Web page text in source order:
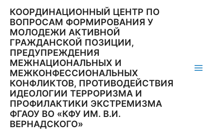
содержимому
КООРДИНАЦИОННЫЙ ЦЕНТР ПО
ВОПРОСАМ ФОРМИРОВАНИЯ У
МОЛОДЕЖИ АКТИВНОЙ
ГРАЖДАНСКОЙ ПОЗИЦИИ,
ПРЕДУПРЕЖДЕНИЯ
МЕЖНАЦИОНАЛЬНЫХ И
МЕЖКОНФЕССИОНАЛЬНЫХ
КОНФЛИКТОВ, ПРОТИВОДЕЙСТВИЯ
ИДЕОЛОГИИ ТЕРРОРИЗМА И
ПРОФИЛАКТИКИ ЭКСТРЕМИЗМА
ФГАОУ ВО «КФУ ИМ. В.И.
ВЕРНАДСКОГО»